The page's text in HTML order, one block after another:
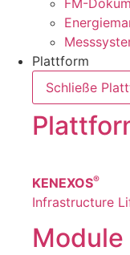
FM-
Plattform
Schließe
KENEXOS®
Infrastructure
Module